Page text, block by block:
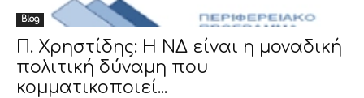
Blog
Π. Χρηστίδης: Η ΝΔ είναι η μοναδική
πολιτική δύναμη που
κομματικοποιεί...